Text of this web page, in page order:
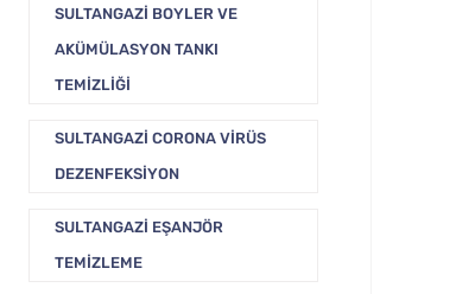
SULTANGAZI BOYLER VE
AKÜMÜLASYON TANKI
TEMIZLIĞI
SULTANGAZI CORONA VIRÜS
DEZENFEKSIYON
SULTANGAZI EŞANJÖR
TEMIZLEME